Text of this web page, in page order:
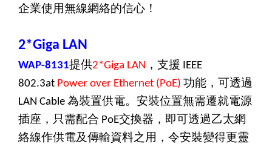
企業使用無線網絡的信心！
2*Giga LAN
WAP-8131提供2*Giga LAN ，支援 IEEE
802.3at Power over Ethernet (PoE) 功能，可透過
LAN Cable 為裝置供電。安裝位置無需遷就電源
插座，只需配合 PoE交換器，即可透過乙太網
絡線作供電及傳輸資料之用，令安裝變得更靈